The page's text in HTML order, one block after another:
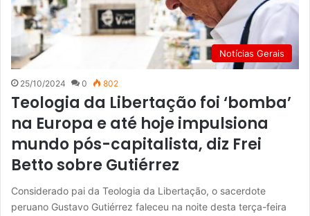
Notícias Gerais
25/10/2024 0 802
Teologia da Libertação foi ‘bomba’
na Europa e até hoje impulsiona
mundo pós-capitalista, diz Frei
Betto sobre Gutiérrez
Considerado pai da Teologia da Libertação, o sacerdote
peruano Gustavo Gutiérrez faleceu na noite desta terça-feira